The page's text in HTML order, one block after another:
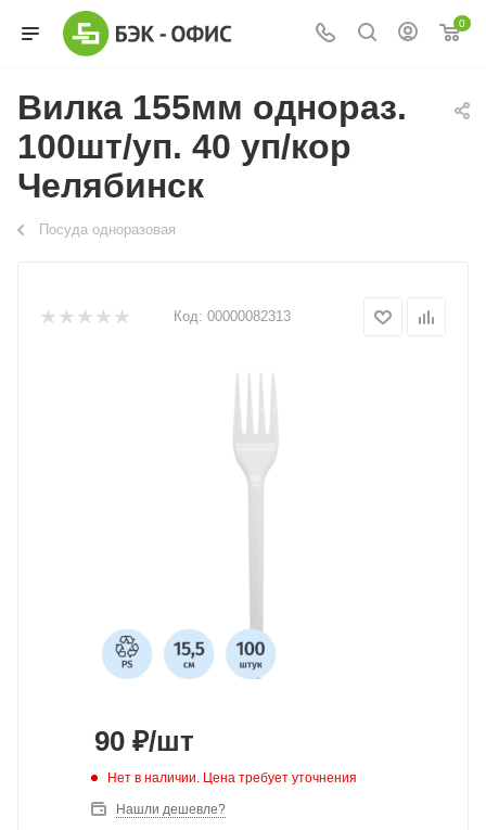
0
Вилка 155мм однораз.
100шт/уп. 40 уп/кор
Челябинск
Посуда одноразовая
Код: 00000082313
90 ₽/шт
Нет в наличии. Цена требует уточнения
Нашли дешевле?